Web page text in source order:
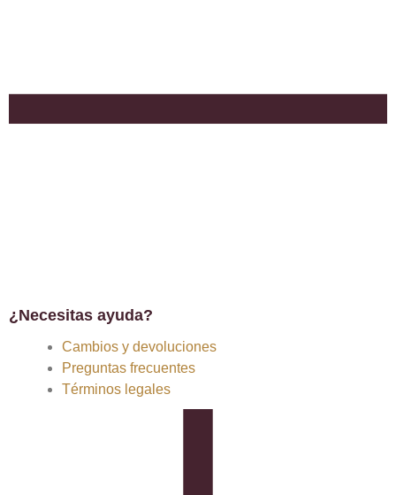
¿Necesitas ayuda?
Cambios y devoluciones
Preguntas frecuentes
Términos legales